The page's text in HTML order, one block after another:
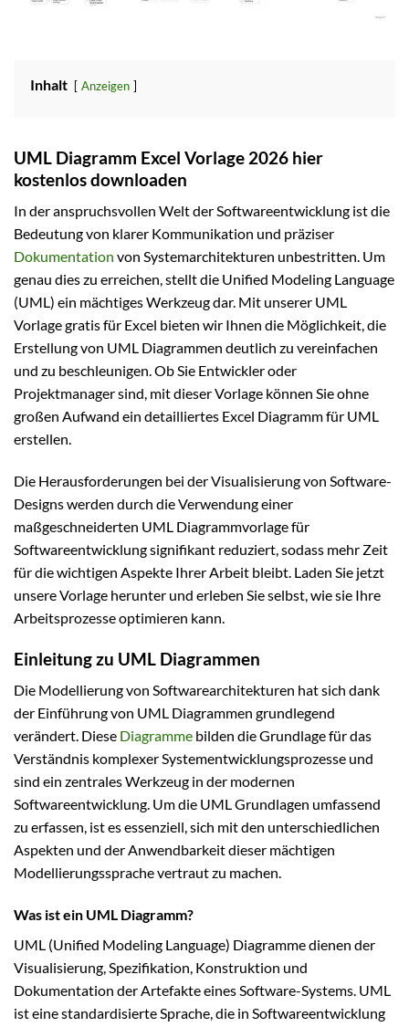
Inhalt Anzeigen
UML Diagramm Excel Vorlage 2026 hier
kostenlos downloaden
In der anspruchsvollen Welt der Softwareentwicklung ist die
Bedeutung von klarer Kommunikation und präziser
Dokumentation von Systemarchitekturen unbestritten. Um
genau dies zu erreichen, stellt die Unified Modeling Language
(UML) ein mächtiges Werkzeug dar. Mit unserer UML
Vorlage gratis für Excel bieten wir Ihnen die Möglichkeit, die
Erstellung von UML Diagrammen deutlich zu vereinfachen
und zu beschleunigen. Ob Sie Entwickler oder
Projektmanager sind, mit dieser Vorlage können Sie ohne
großen Aufwand ein detailliertes Excel Diagramm für UML
erstellen.
Die Herausforderungen bei der Visualisierung von Software-
Designs werden durch die Verwendung einer
maßgeschneiderten UML Diagrammvorlage für
Softwareentwicklung signifikant reduziert, sodass mehr Zeit
für die wichtigen Aspekte Ihrer Arbeit bleibt. Laden Sie jetzt
unsere Vorlage herunter und erleben Sie selbst, wie sie Ihre
Arbeitsprozesse optimieren kann.
Einleitung zu UML Diagrammen
Die Modellierung von Softwarearchitekturen hat sich dank
der Einführung von UML Diagrammen grundlegend
verändert. Diese Diagramme bilden die Grundlage für das
Verständnis komplexer Systementwicklungsprozesse und
sind ein zentrales Werkzeug in der modernen
Softwareentwicklung. Um die UML Grundlagen umfassend
zu erfassen, ist es essenziell, sich mit den unterschiedlichen
Aspekten und der Anwendbarkeit dieser mächtigen
Modellierungssprache vertraut zu machen.
Was ist ein UML Diagramm?
UML (Unified Modeling Language) Diagramme dienen der
Visualisierung, Spezifikation, Konstruktion und
Dokumentation der Artefakte eines Software-Systems. UML
ist eine standardisierte Sprache, die in Softwareentwicklung